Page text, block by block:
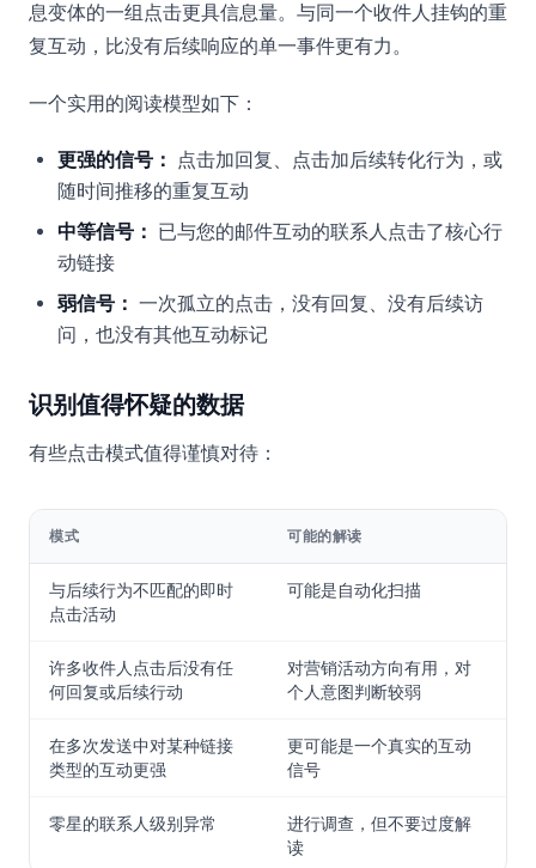
息变体的一组点击更具信息量。与同一个收件人挂钩的重
复互动，比没有后续响应的单一事件更有力。
一个实用的阅读模型如下：
更强的信号： 点击加回复、点击加后续转化行为，或
随时间推移的重复互动
中等信号： 已与您的邮件互动的联系人点击了核心行
动链接
弱信号： 一次孤立的点击，没有回复、没有后续访
问，也没有其他互动标记
识别值得怀疑的数据
有些点击模式值得谨慎对待：
模式 可能的解读
与后续行为不匹配的即时
点击活动
可能是自动化扫描
许多收件人点击后没有任
何回复或后续行动
对营销活动方向有用，对
个人意图判断较弱
在多次发送中对某种链接
类型的互动更强
更可能是一个真实的互动
信号
零星的联系人级别异常
进行调查，但不要过度解
读